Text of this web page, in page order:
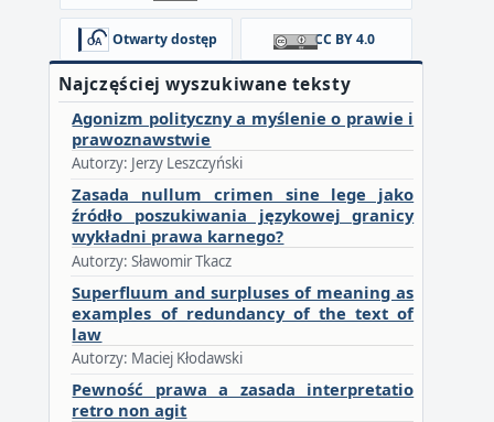
Otwarty dostęp CC BY 4.0
Najczęściej wyszukiwane teksty
Agonizm polityczny a myślenie o prawie i
prawoznawstwie
Autorzy: Jerzy Leszczyński
Zasada nullum crimen sine lege jako
źródło poszukiwania językowej granicy
wykładni prawa karnego?
Autorzy: Sławomir Tkacz
Superfluum and surpluses of meaning as
examples of redundancy of the text of
law
Autorzy: Maciej Kłodawski
Pewność prawa a zasada interpretatio
retro non agit